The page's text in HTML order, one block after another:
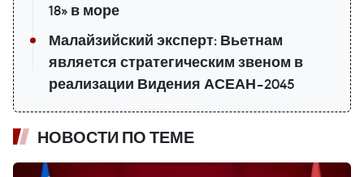
18» в море
Малайзийский эксперт: Вьетнам
является стратегическим звеном в
реализации Видения АСЕАН–2045
НОВОСТИ ПО ТЕМЕ